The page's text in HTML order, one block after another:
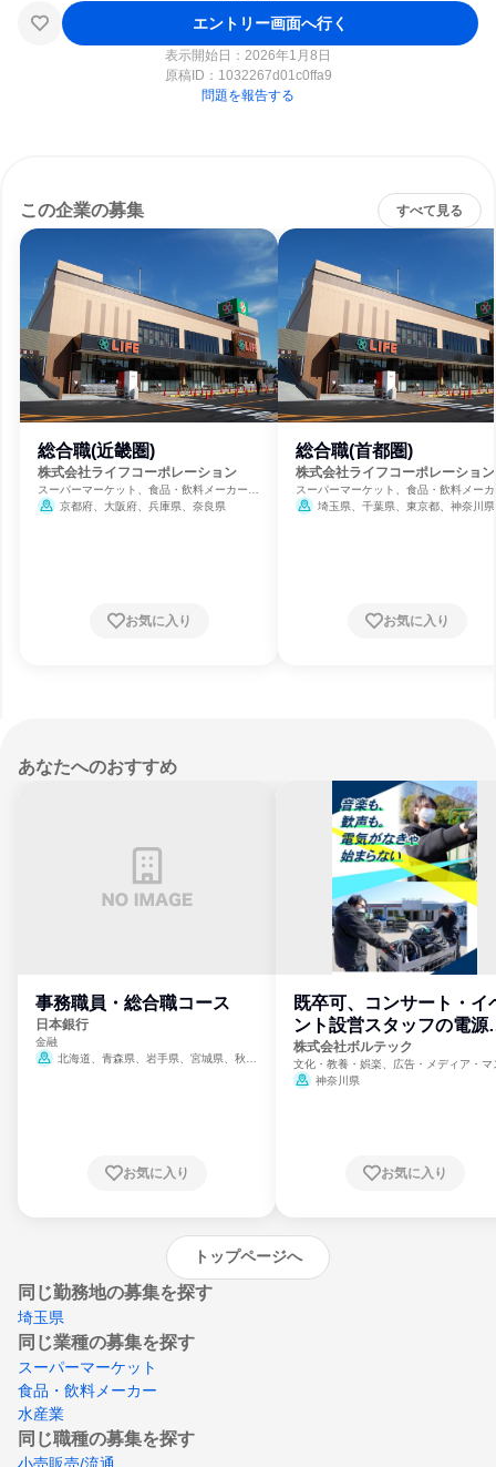
エントリー画面へ行く
表示開始日：2026年1月8日
原稿ID： 1032267d01c0ffa9
問題を報告する
この企業の募集 すべて見る
総合職(近畿圏)
株式会社ライフコーポレーション
スーパーマーケット、食品・飲料メーカー、
水産業京都府、大阪府、兵庫県、奈良県
お気に入り
総合職(首都圏)
株式会社ライフコーポレーション
スーパーマーケット、食品・飲料メー
水産業埼玉県、千葉県、東京都、神奈川県
お気に入り
あなたへのおすすめ
事務職員・総合職コース
日本銀行
金融
北海道、青森県、岩手県、宮城県、秋田
崎県、熊本県、大分県、宮崎県、鹿児島県、
お気に入り
既卒可、コンサート・イ
ント設営スタッフの電源
門
株式会社ボルテック
文化・教養・娯楽、広告・メディア・マ
ミ、電力・ガス・水道・エネルギー
神奈川県
お気に入り
トップページへ
同じ勤務地の募集を探す
埼玉県
同じ業種の募集を探す
スーパーマーケット
食品・飲料メーカー
水産業
同じ職種の募集を探す
小売販売/流通